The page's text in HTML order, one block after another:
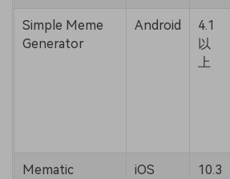
Simple Meme
Generator
Android
4.1
以
上
Mematic iOS
10.3